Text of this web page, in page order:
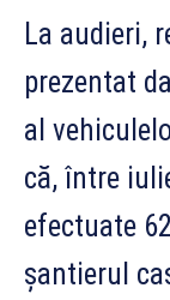
La audieri,
prezentat
al
că, între
efectuate
șantierul